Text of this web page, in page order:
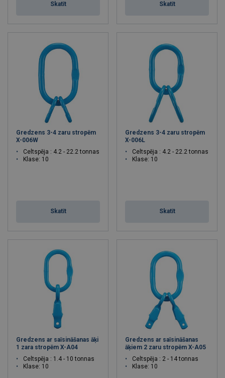
Skatīt Skatīt
Gredzens 3-4 zaru stropēm
X-006W
Celtspēja : 4.2 - 22.2 tonnas
Klase: 10
Skatīt
Gredzens 3-4 zaru stropēm
X-006L
Celtspēja : 4.2 - 22.2 tonnas
Klase: 10
Skatīt
Gredzens ar saīsināšanas āķi
1 zara stropēm X-A04
Celtspēja : 1.4 - 10 tonnas
Klase: 10
Gredzens ar saīsināšanas
āķiem 2 zaru stropēm X-A05
Celtspēja : 2 - 14 tonnas
Klase: 10